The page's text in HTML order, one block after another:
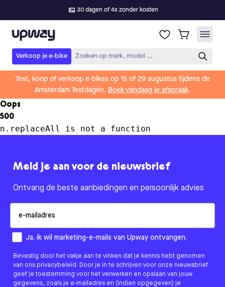
30 dagen of 4x zonder kosten
Upway
Verkoop je e-bike Zoeken op merk, model ...
Test, koop of verkoop e-bikes op 15 of 29 augustus tijdens de
Amsterdam Testdagen. Boek vandaag je afspraak.
Oops
500
n.replaceAll is not a function
Meld je aan voor de nieuwsbrief
Ontvang de beste aanbiedingen en persoonlijk advies
How would you like to hear from us?
Ja, ik wil marketing-e-mails van Upway ontvangen.
Bevestig door het vakje aan te vinken dat je kennis hebt genomen
van ons privacybeleid. Door je in te schrijven voor onze nieuwsbrief
geef je toestemming voor het verwerken en opslaan van jouw
gegevens, zoals je e-mailadres en (indien opgegeven) je